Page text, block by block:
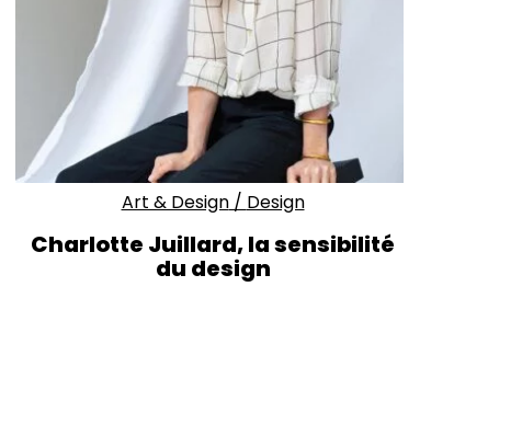
Art & Design/ Design
Charlotte Juillard, la sensibilité
du design